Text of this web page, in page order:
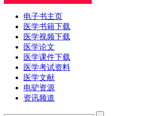
电子书主页
医学书籍下载
医学视频下载
医学论文
医学课件下载
医学考试资料
医学文献
电驴资源
资讯频道